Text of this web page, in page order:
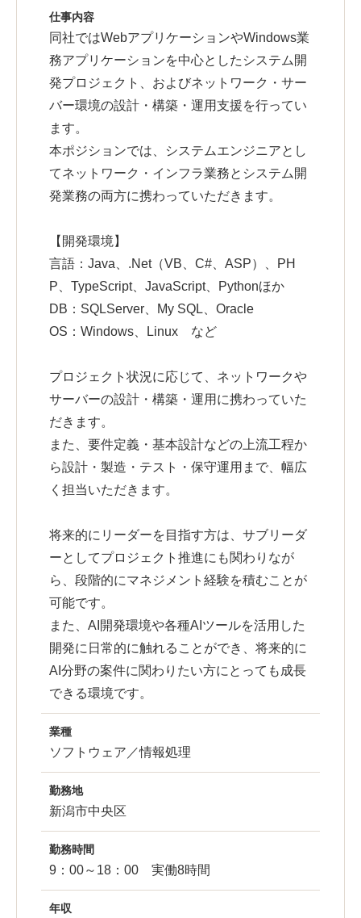
仕事内容
同社ではWebアプリケーションやWindows業
務アプリケーションを中心としたシステム開
発プロジェクト、およびネットワーク・サー
バー環境の設計・構築・運用支援を行ってい
ます。
本ポジションでは、システムエンジニアとし
てネットワーク・インフラ業務とシステム開
発業務の両方に携わっていただきます。
【開発環境】
言語：Java、.Net（VB、C#、ASP）、PH
P、TypeScript、JavaScript、Pythonほか
DB：SQLServer、My SQL、Oracle
OS：Windows、Linux など
プロジェクト状況に応じて、ネットワークや
サーバーの設計・構築・運用に携わっていた
だきます。
また、要件定義・基本設計などの上流工程か
ら設計・製造・テスト・保守運用まで、幅広
く担当いただきます。
将来的にリーダーを目指す方は、サブリーダ
ーとしてプロジェクト推進にも関わりなが
ら、段階的にマネジメント経験を積むことが
可能です。
また、AI開発環境や各種AIツールを活用した
開発に日常的に触れることができ、将来的に
AI分野の案件に関わりたい方にとっても成長
できる環境です。
業種
ソフトウェア／情報処理
勤務地
新潟市中央区
勤務時間
9：00～18：00 実働8時間
年収